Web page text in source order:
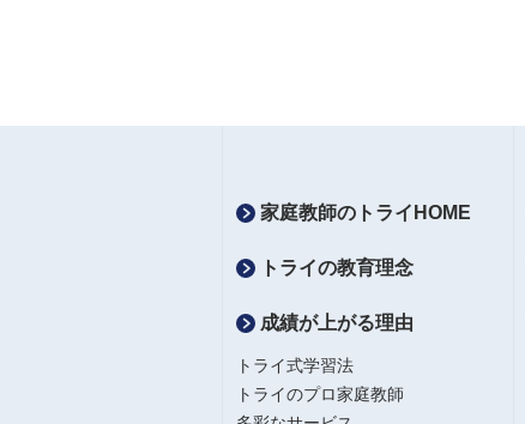
家庭教師のトライHOME
トライの教育理念
成績が上がる理由
トライ式学習法
トライのプロ家庭教師